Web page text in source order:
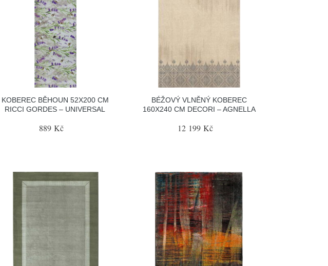
KOBEREC BĚHOUN 52X200 CM
RICCI GORDES – UNIVERSAL
889 Kč
BÉŽOVÝ VLNĚNÝ KOBEREC
160X240 CM DECORI – AGNELLA
12 199 Kč